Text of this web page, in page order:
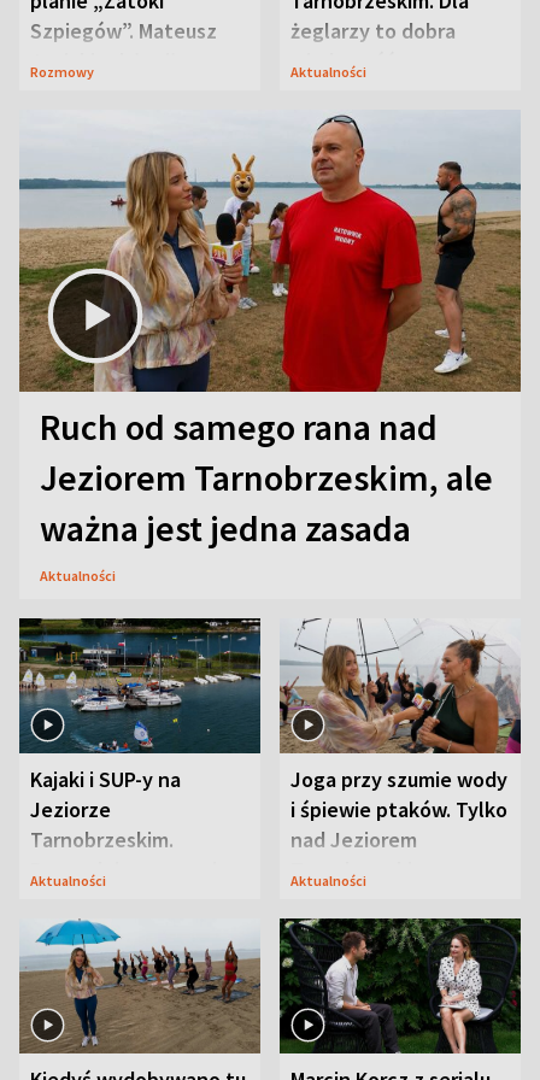
Szpiegów”. Mateusz
Janicki odsłonił
Rozmowy
żeglarzy to dobra
wiadomość
Aktualności
Ruch od samego rana nad
Jeziorem Tarnobrzeskim, ale
ważna jest jedna zasada
Aktualności
Kajaki i SUP-y na
Jeziorze
Tarnobrzeskim.
Przyrodnicy zwracają
Aktualności
Joga przy szumie wody
i śpiewie ptaków. Tylko
nad Jeziorem
Tarnobrzeskim
Aktualności